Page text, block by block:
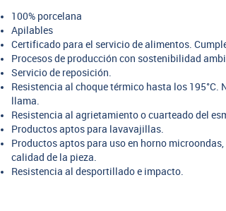
100% porcelana
Apilables
Certificado para el servicio de alimentos.
Procesos de producción con sostenibilidad
Servicio de reposición.
Resistencia al choque térmico hasta los
llama.
Resistencia al agrietamiento o cuarteado del
Productos aptos para lavavajillas.
Productos aptos para uso en horno
calidad de la pieza.
Resistencia al desportillado e impacto.